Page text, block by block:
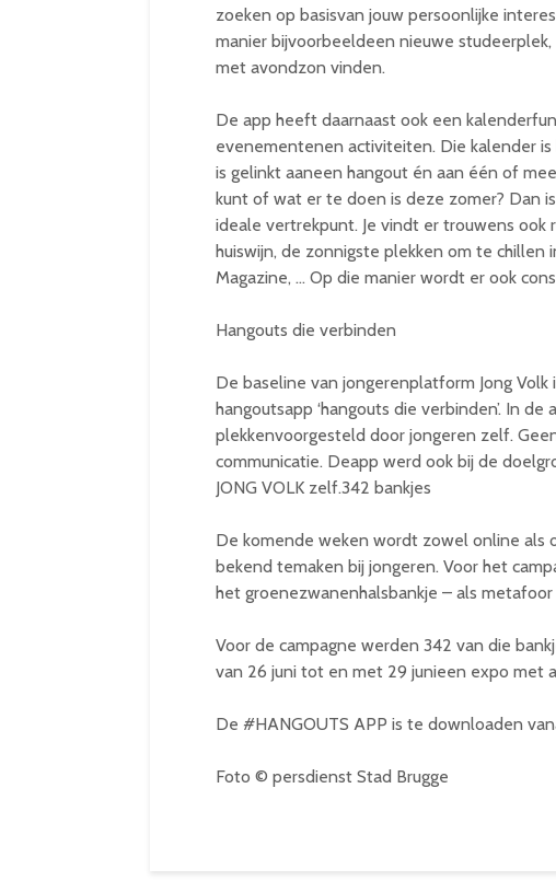
zoeken op basisvan jouw persoonlijke
manier bijvoorbeeldeen nieuwe
met avondzon vinden.
De app heeft daarnaast ook een
evenementenen activiteiten. Die kalender
is gelinkt aaneen hangout én aan één of
kunt of wat er te doen is deze zomer? Dan
ideale vertrekpunt. Je vindt er trouwens
huiswijn, de zonnigste plekken om te chillen
Magazine, … Op die manier wordt er ook
Hangouts die verbinden
De baseline van jongerenplatform Jong Volk
hangoutsapp ‘hangouts die verbinden’. In
plekkenvoorgesteld door jongeren zelf.
communicatie. Deapp werd ook bij de
JONG VOLK zelf.342 bankjes
De komende weken wordt zowel online als
bekend temaken bij jongeren. Voor het
het groenezwanenhalsbankje – als metafoor
Voor de campagne werden 342 van die
van 26 juni tot en met 29 junieen expo met
De #HANGOUTS APP is te downloaden
Foto © persdienst Stad Brugge